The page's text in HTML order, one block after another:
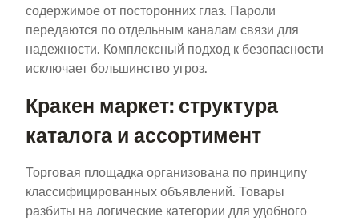
содержимое от посторонних глаз. Пароли
передаются по отдельным каналам связи для
надежности. Комплексный подход к безопасности
исключает большинство угроз.
Кракен маркет: структура
каталога и ассортимент
Торговая площадка организована по принципу
классифицированных объявлений. Товары
разбиты на логические категории для удобного